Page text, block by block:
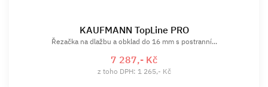
KAUFMANN TopLine PRO
Řezačka na dlažbu a obklad do 16 mm s postranní...
7 287,- Kč
z toho DPH: 1 265,- Kč